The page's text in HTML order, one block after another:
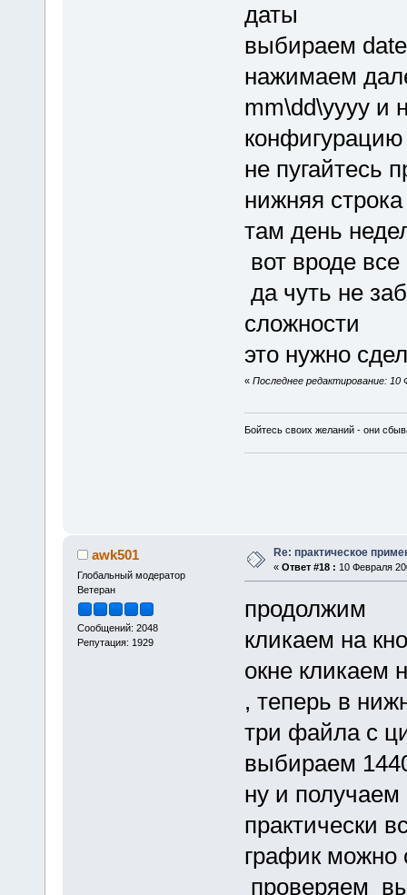
даты
выбираем
нажимаем
mm\dd\yyyy и
не пугайтесь
нижняя
там день
вот вроде
да чуть не
сложности
это нужно
« Последнее редактирование: 10
Бойтесь своих желаний - они
awk501
Глобальный модератор
Ветеран
Сообщений: 2048
Репутация: 1929
Re: практическое
« Ответ #18 : 10 Февраля
продолжим
кликаем на
окне кликаем
, теперь в
три файла с
выбираем
ну и
практически
график можно
проверяем